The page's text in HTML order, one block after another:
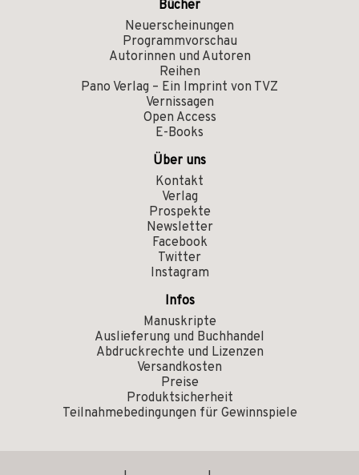
Bücher
Neuerscheinungen
Programmvorschau
Autorinnen und Autoren
Reihen
Pano Verlag – Ein Imprint von TVZ
Vernissagen
Open Access
E-Books
Über uns
Kontakt
Verlag
Prospekte
Newsletter
Facebook
Twitter
Instagram
Infos
Manuskripte
Auslieferung und Buchhandel
Abdruckrechte und Lizenzen
Versandkosten
Preise
Produktsicherheit
Teilnahmebedingungen für Gewinnspiele